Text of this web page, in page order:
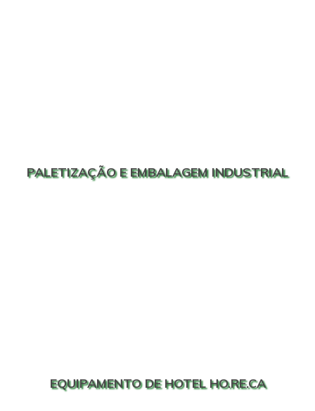
PALETIZAÇÃO E EMBALAGEM INDUSTRIAL
EQUIPAMENTO DE HOTEL HO.RE.CA